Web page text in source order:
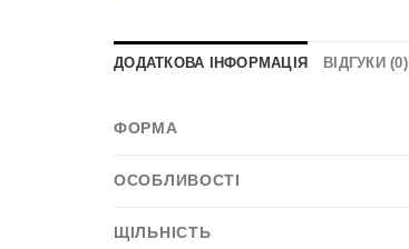
ДОДАТКОВА ІНФОРМАЦІЯ ВІДГУКИ (0)
ФОРМА
ОСОБЛИВОСТІ
ЩІЛЬНІСТЬ